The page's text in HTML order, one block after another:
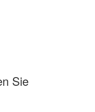
Sie